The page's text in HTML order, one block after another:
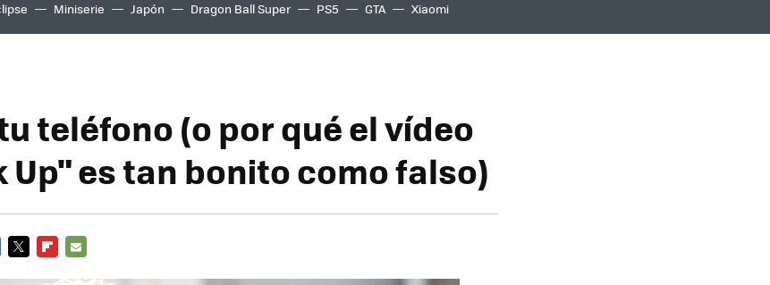
Miniserie Japón Dragon Ball Super PS5 GTA Xiaomi
teléfono (o por qué el vídeo
Up" es tan bonito como falso)